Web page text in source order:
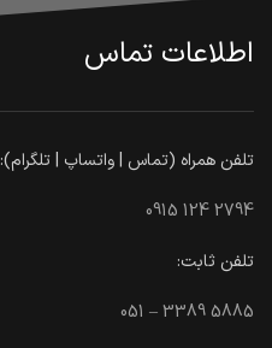
اطلاعات تماس
تلفن همراه (تماس | واتساپ | تلگرام):
0915 124 2794
تلفن ثابت:
051 – 3389 5885